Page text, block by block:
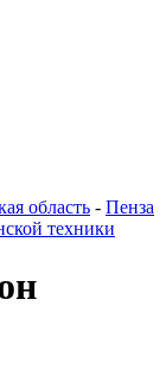
область - Пенза
техники